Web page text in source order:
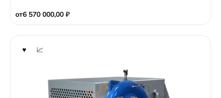
от6 570 000,00 ₽
f
5